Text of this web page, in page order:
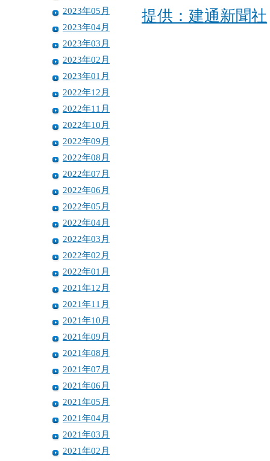
2023年05月
2023年04月
2023年03月
2023年02月
2023年01月
2022年12月
2022年11月
2022年10月
2022年09月
2022年08月
2022年07月
2022年06月
2022年05月
2022年04月
2022年03月
2022年02月
2022年01月
2021年12月
2021年11月
2021年10月
2021年09月
2021年08月
2021年07月
2021年06月
2021年05月
2021年04月
2021年03月
2021年02月
提供：建通新聞社